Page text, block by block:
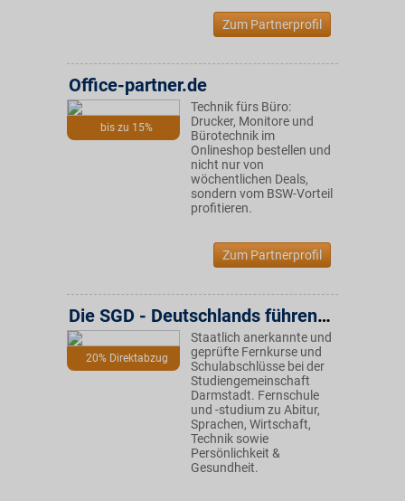
Zum Partnerprofil
bis zu 15%
Office-partner.de
Technik fürs Büro:
Drucker, Monitore und
Bürotechnik im
Onlineshop bestellen und
nicht nur von
wöchentlichen Deals,
sondern vom BSW-Vorteil
profitieren.
Zum Partnerprofil
20% Direktabzug
Die SGD - Deutschlands führende Fernschule
Staatlich anerkannte und
geprüfte Fernkurse und
Schulabschlüsse bei der
Studiengemeinschaft
Darmstadt. Fernschule
und -studium zu Abitur,
Sprachen, Wirtschaft,
Technik sowie
Persönlichkeit &
Gesundheit.